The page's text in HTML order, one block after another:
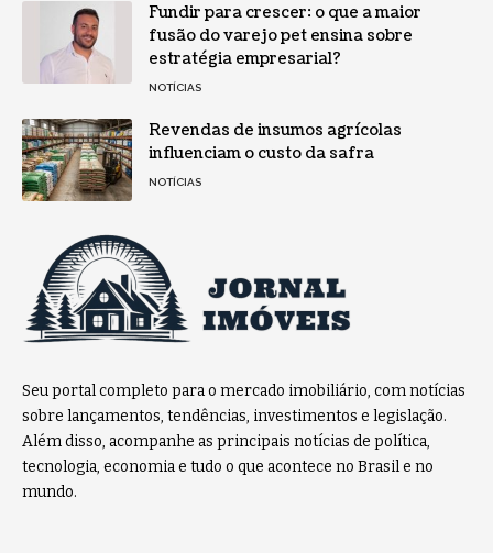
Fundir para crescer: o que a maior
fusão do varejo pet ensina sobre
estratégia empresarial?
NOTÍCIAS
Revendas de insumos agrícolas
influenciam o custo da safra
NOTÍCIAS
Seu portal completo para o mercado imobiliário, com notícias
sobre lançamentos, tendências, investimentos e legislação.
Além disso, acompanhe as principais notícias de política,
tecnologia, economia e tudo o que acontece no Brasil e no
mundo.